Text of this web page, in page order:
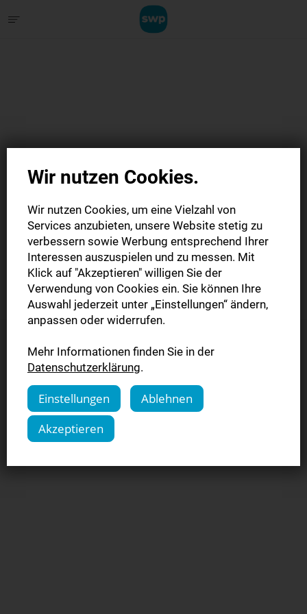
Zu den AGB
© NPG Digital GmbH 2026
Datenschutzeinstellungen verwalten• AGB•
Kündigung
• Widerruf•
Wir nutzen Cookies.
Wir nutzen Cookies, um eine Vielzahl von
Services anzubieten, unsere Website stetig zu
verbessern sowie Werbung entsprechend Ihrer
Interessen auszuspielen und zu messen. Mit
Klick auf "Akzeptieren" willigen Sie der
Verwendung von Cookies ein. Sie können Ihre
Auswahl jederzeit unter „Einstellungen“ ändern,
anpassen oder widerrufen.
Mehr Informationen finden Sie in der
Datenschutzerklärung.
Einstellungen
Ablehnen
Akzeptieren